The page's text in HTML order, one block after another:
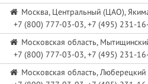
Москва, Центральный (ЦАО),
+7 (800) 777-03-03, +7 (495) 231-
Московская область,
+7 (800) 777-03-03, +7 (495) 231-
Московская область,